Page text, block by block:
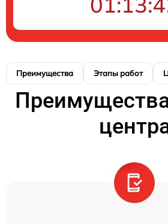
Преимущества Этапы работ